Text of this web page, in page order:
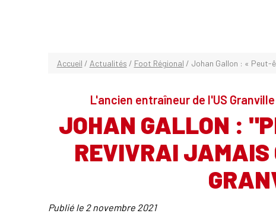
Accueil / Actualités / Foot Régional / Johan Gallon : « Peut-
L'ancien entraîneur de l'US
JOHAN GALLON :
REVIVRAI JAMAIS
Publié le 2 novembre 2021